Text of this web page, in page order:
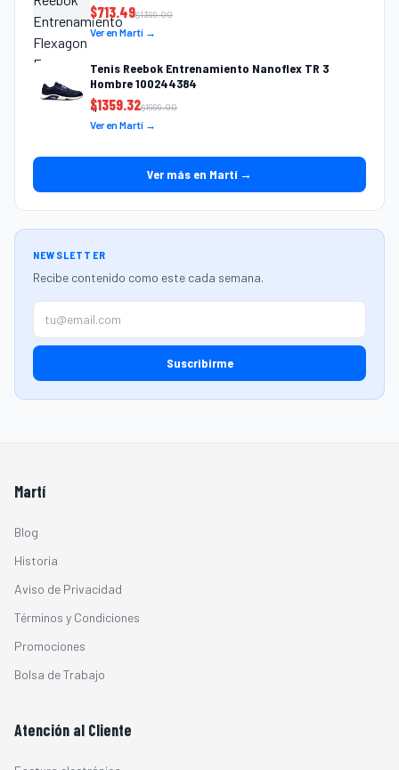
$713.49$1399.00
Ver en Martí →
Tenis Reebok Entrenamiento Nanoflex TR 3
Hombre 100244384
$1359.32$1999.00
Ver en Martí →
Ver más en Martí →
NEWSLETTER
Recibe contenido como este cada semana.
Suscribirme
Martí
Blog
Historia
Aviso de Privacidad
Términos y Condiciones
Promociones
Bolsa de Trabajo
Atención al Cliente